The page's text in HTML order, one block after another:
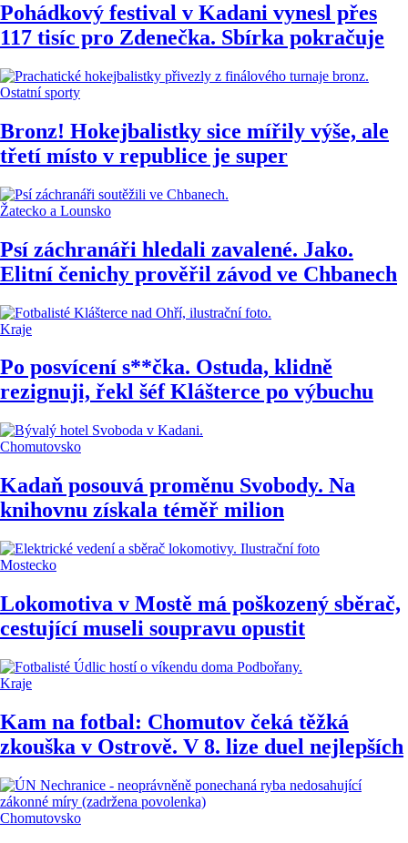
Pohádkový festival v Kadani vynesl přes
117 tisíc pro Zdenečka. Sbírka pokračuje
Ostatní sporty
Bronz! Hokejbalistky sice mířily výše, ale
třetí místo v republice je super
Žatecko a Lounsko
Psí záchranáři hledali zavalené. Jako.
Elitní čenichy prověřil závod ve Chbanech
Kraje
Po posvícení s**čka. Ostuda, klidně
rezignuji, řekl šéf Klášterce po výbuchu
Chomutovsko
Kadaň posouvá proměnu Svobody. Na
knihovnu získala téměř milion
Mostecko
Lokomotiva v Mostě má poškozený sběrač,
cestující museli soupravu opustit
Kraje
Kam na fotbal: Chomutov čeká těžká
zkouška v Ostrově. V 8. lize duel nejlepších
Chomutovsko